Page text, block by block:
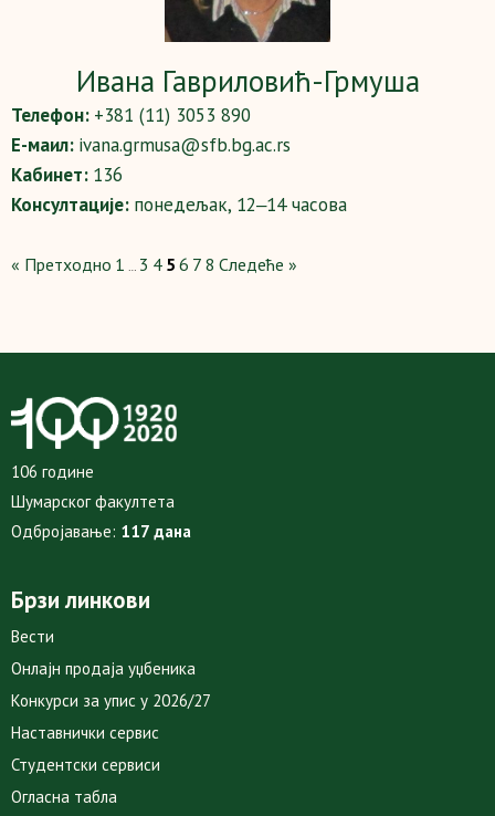
Ивана Гавриловић-Грмуша
Телефон: +381 (11) 3053 890
Е-маил: ivana.grmusa@sfb.bg.ac.rs
Кабинет: 136
Консултације: понедељак, 12‒14 часова
« Претходно 1 … 3 4 5 6 7 8 Следеће »
106 године
Шумарског факултета
Одбројавање: 117 дана
Брзи линкови
Вести
Онлајн продаја уџбеника
Конкурси за упис у 2026/27
Наставнички сервис
Студентски сервиси
Огласна табла